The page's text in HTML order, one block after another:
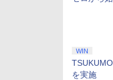
WIN
を実施